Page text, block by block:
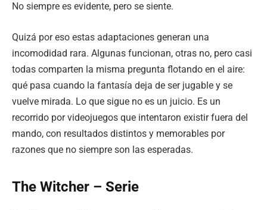
No siempre es evidente, pero se siente.
Quizá por eso estas adaptaciones generan una
incomodidad rara. Algunas funcionan, otras no, pero casi
todas comparten la misma pregunta flotando en el aire:
qué pasa cuando la fantasía deja de ser jugable y se
vuelve mirada. Lo que sigue no es un juicio. Es un
recorrido por videojuegos que intentaron existir fuera del
mando, con resultados distintos y memorables por
razones que no siempre son las esperadas.
The Witcher – Serie